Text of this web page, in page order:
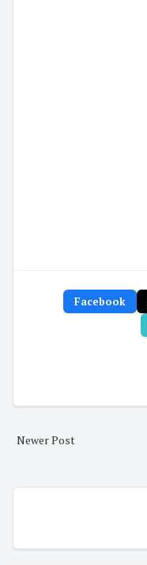
Facebook
Newer Post